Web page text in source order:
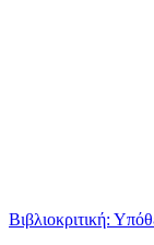
Βιβλιοκριτική: